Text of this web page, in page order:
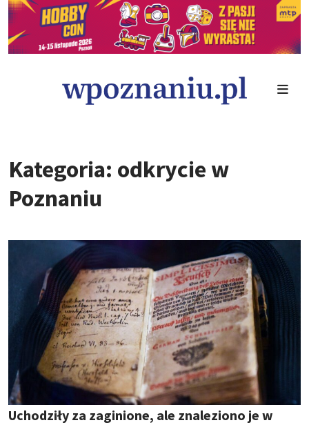
Kategoria: odkrycie w
Poznaniu
Uchodziły za zaginione, ale znaleziono je w